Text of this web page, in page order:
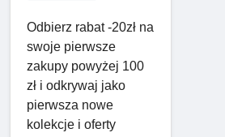
Odbierz rabat -20zł na
swoje pierwsze
zakupy powyżej 100
zł i odkrywaj jako
pierwsza nowe
kolekcje i oferty